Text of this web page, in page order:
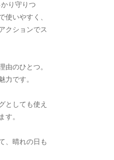
り守りつ
使いやすく、
クションでス
由のひとつ。
力です。
としても使え
す。
、晴れの日も